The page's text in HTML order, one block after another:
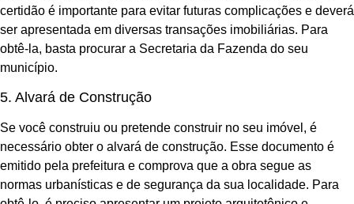
certidão é importante para evitar futuras complicações e deverá
ser apresentada em diversas transações imobiliárias. Para
obtê-la, basta procurar a Secretaria da Fazenda do seu
município.
5. Alvará de Construção
Se você construiu ou pretende construir no seu imóvel, é
necessário obter o alvará de construção. Esse documento é
emitido pela prefeitura e comprova que a obra segue as
normas urbanísticas e de segurança da sua localidade. Para